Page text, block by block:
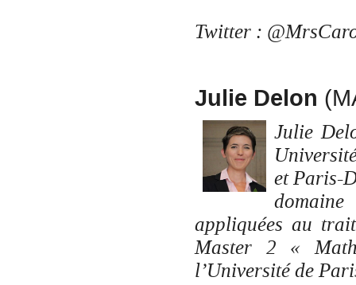
Twitter :
Julie Delon
Julie
et Paris-
appliquées au
Master 2 «
l’Université de